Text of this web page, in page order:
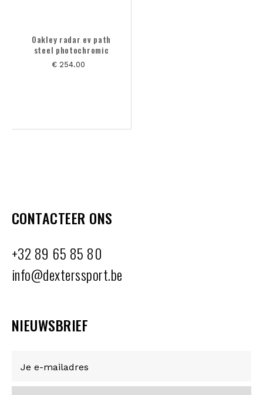
Oakley radar ev path
steel photochromic
€ 254.00
CONTACTEER ONS
+32 89 65 85 80
info@dexterssport.be
NIEUWSBRIEF